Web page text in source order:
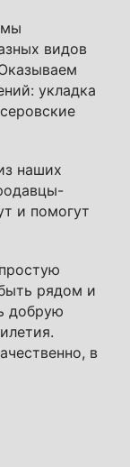
мы
видов
укладка
наших
и помогут
рядом и
добрую
в